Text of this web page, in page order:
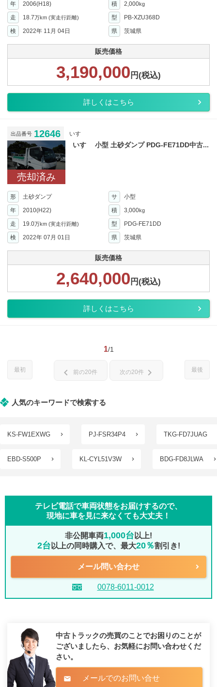
年
2006(H18) 積 2,000kg
走 18.7万km (実走行距離) 型
PB-XZU368D
検
2022年 11月 04日 県 茨城県
販売価格
3,190,000 円(税込)
詳しくはこちら
出品番号 12646 いすゞ
売却済み
いすゞ 小型 土砂ダンプ PDG-FE71DD中古...
形 土砂ダンプ サ
小型
年
2010(H22) 積 3,000kg
走 19.0万km (実走行距離) 型
PDG-FE71DD
検
2022年 07月 01日 県 茨城県
販売価格
2,640,000 円(税込)
詳しくはこちら
1/1
最初 最後
chevron_left 前の20件 次の20件 chevron_right
人気のキーワードで検索する
KS-FW1EXWG PJ-FSR34P4 TKG-FD7JUAG
EBD-S500P KL-CYL51V3W BDG-FD8JLWA
テレビ電話で車両状態をお届けするので、
現地に車を見に来なくても大丈夫！
非公開車両1,000台 以上!
2台 以上の同時購入で、最大20％割引き!
メール問い合わせ
0078-6011-0012
中古トラックの売買のことでお困りのことが
ございましたら、 お気軽にお問い合わせくだ
さい。
mail メールでのお問い合せ